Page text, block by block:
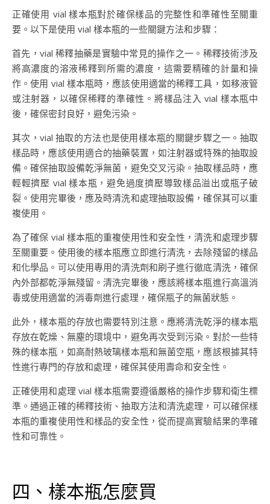
正確使用 vial 樣本瓶對於確保樣品的完整性和準確性至關重
要。以下是使用 vial 樣本瓶的一些關鍵方法和步驟：
首先，vial 稀釋抽藥是實驗中常見的操作之一。稀釋技術涉及
將高濃度的溶液稀釋到所需的濃度，這需要精確的計量和操
作。使用 vial 樣本瓶時，應該使用適當的稀釋工具，如移液管
或注射器，以確保稀釋的準確性。將樣品注入 vial 樣本瓶中
後，確保密封良好，避免污染。
其次，vial 抽取的方法也是使用樣本瓶的關鍵步驟之一。抽取
樣品時，應該使用適合的抽藥裝置，如注射器或特殊的抽取設
備。確保抽取設備乾淨無菌，避免交叉污染。抽取樣品時，應
輕輕擠壓 vial 樣本瓶，避免過度擠壓導致樣品溢出或瓶子破
裂。使用完畢後，應及時清洗和處理抽取設備，確保其可以重
複使用。
為了確保 vial 樣本瓶的重複使用性和安全性，清洗和處理步驟
至關重要。使用後的樣本瓶應立即進行清洗，去除殘留的樣品
和化學品。可以使用專用的清洗劑和刷子進行徹底清洗，確保
內外部都乾淨無殘留。清洗完畢後，應該將樣本瓶進行高溫消
毒或使用適當的消毒劑進行處理，確保瓶子的無菌狀態。
此外，樣本瓶的存放也需要特別注意。應將清洗乾淨的樣本瓶
存放在乾燥、無塵的環境中，避免再次受到污染。對於一些特
殊的樣本瓶，如高耐熱玻璃樣本瓶和無菌空瓶，應該根據其特
性進行專門的存放和處理，確保其使用壽命和安全性。
正確使用和處理 vial 樣本瓶需要遵循嚴格的操作步驟和衛生標
準。通過正確的稀釋技術、抽取方法和清洗處理，可以確保樣
本瓶的重複使用性和樣品的安全性，從而提高實驗結果的準確
性和可靠性。
四、樣本瓶怎麼買